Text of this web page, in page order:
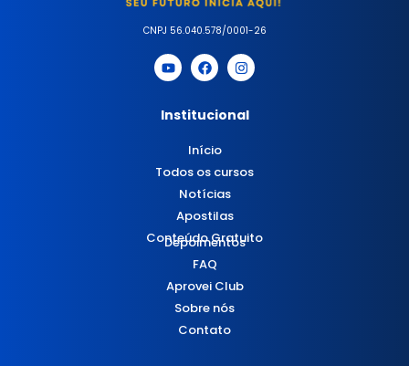
CNPJ 56.040.578/0001-26
Institucional
Início
Todos os cursos
Notícias
Apostilas
Conteúdo Gratuito
Depoimentos
FAQ
Aprovei Club
Sobre nós
Contato